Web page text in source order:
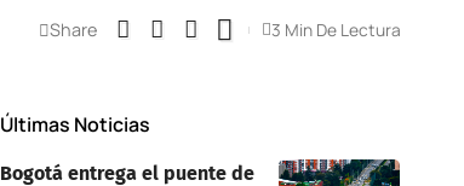
Share 3 Min De Lectura
Últimas Noticias
Bogotá entrega el puente de